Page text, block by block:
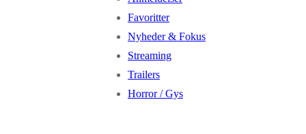
Favoritter
Nyheder & Fokus
Streaming
Trailers
Horror / Gys